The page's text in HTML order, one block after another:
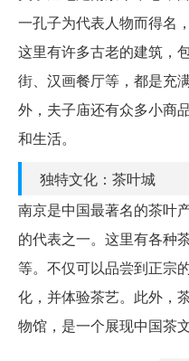
一孔子为代表人物而得名
这里有许多古老的建筑，
街、汉画餐厅等，都是充
外，夫子庙还有众多小商
和生活。
独特文化：茶叶城
南京是中国最著名的茶叶
的代表之一。这里有各种
等。不仅可以品尝到正宗
化，并体验茶艺。此外，
物馆，是一个展现中国茶